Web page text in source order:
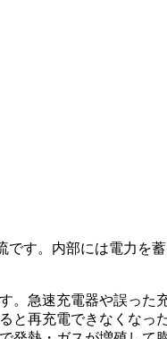
す。内部には電力を
急速充電器や誤った
再充電できなくなっ